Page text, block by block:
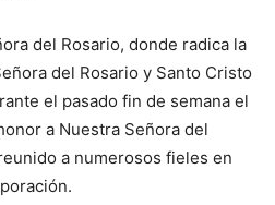
del Rosario, donde radica la
del Rosario y Santo Cristo
el pasado fin de semana el
a Nuestra Señora del
a numerosos fieles en